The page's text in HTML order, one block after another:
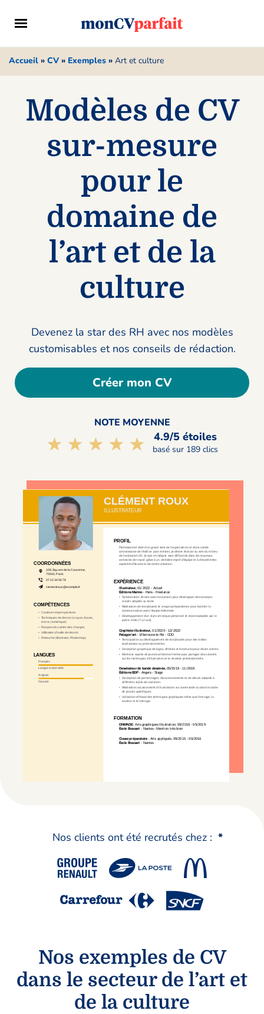
Accueil » CV » Exemples » Art et culture
Modèles de CV
sur-mesure
pour le
domaine de
l’art et de la
culture
Devenez la star des RH avec nos modèles
customisables et nos conseils de rédaction.
Créer mon CV
NOTE MOYENNE
☆☆☆☆☆
★★★★★ 4.9/5 étoiles
basé sur 189 clics
Nos clients ont été recrutés chez : *
Nos exemples de CV
dans le secteur de l’art et
de la culture